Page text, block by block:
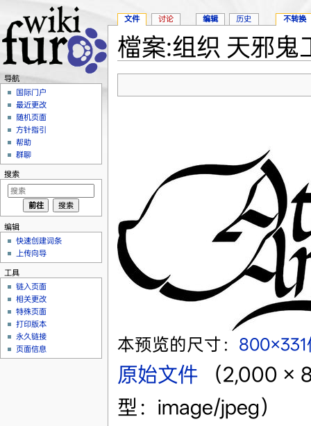
檔案:组织 天邪鬼
本预览的尺寸： 800×331
原始文件‎
（2,000 ×
型：image/jpeg）
文件 讨论 编辑 历史 不转换
导航
国际门户
最近更改
随机页面
方针指引
帮助
群聊
搜索
编辑
快速创建词条
上传向导
工具
链入页面
相关更改
特殊页面
打印版本
永久链接
页面信息